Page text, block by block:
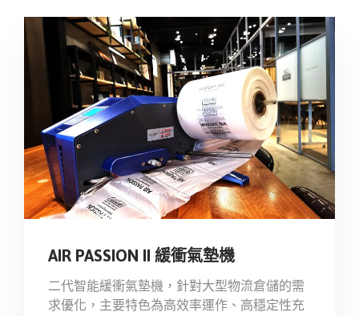
AIR PASSION II 緩衝氣墊機
二代智能緩衝氣墊機，針對大型物流倉儲的需
求優化，主要特色為高效率運作、高穩定性充